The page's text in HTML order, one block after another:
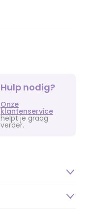
Hulp nodig?
Onze
klantenservice
helpt je graag
verder.